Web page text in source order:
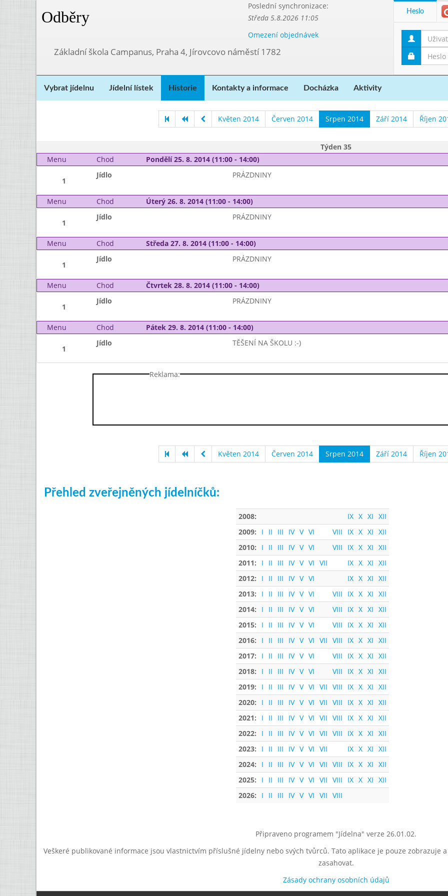
Odběry
Poslední synchronizace:
Středa 5.8.2026 11:05
Omezení objednávek
Základní škola Campanus, Praha 4, Jírovcovo náměstí 1782
Heslo
Vybrat jídelnu Jídelní lístek Historie Kontakty a informace Docházka Aktivity
Květen 2014 Červen 2014 Srpen 2014 Září 2014 Říjen
Týden 35
Menu
Chod Pondělí 25. 8. 2014 (11:00 - 14:00)
1
Jídlo PRÁZDNINY
Menu Chod Úterý 26. 8. 2014 (11:00 - 14:00)
1
Jídlo PRÁZDNINY
Menu Chod Středa 27. 8. 2014 (11:00 - 14:00)
1
Jídlo PRÁZDNINY
Menu Chod Čtvrtek 28. 8. 2014 (11:00 - 14:00)
1
Jídlo PRÁZDNINY
Menu Chod Pátek 29. 8. 2014 (11:00 - 14:00)
1
Jídlo TĚŠENÍ NA ŠKOLU :-)
Reklama:
Květen 2014 Červen 2014 Srpen 2014 Září 2014 Říjen
Přehled zveřejněných jídelníčků:
2008: IX X XI XII
2009:
I II III IV V VI VIII IX X XI XII
2010:
I II III IV V VI VIII IX X XI XII
2011:
I II III IV V VI VII IX X XI XII
2012:
I II III IV V VI IX X XI XII
2013:
I II III IV V VI VIII IX X XI XII
2014:
I II III IV V VI VIII IX X XI XII
2015:
I II III IV V VI VIII IX X XI XII
2016:
I II III IV V VI VII VIII IX X XI XII
2017:
I II III IV V VI VIII IX X XI XII
2018:
I II III IV V VI VIII IX X XI XII
2019:
I II III IV V VI VII VIII IX X XI XII
2020:
I II III IV V VI VII VIII IX X XI XII
2021:
I II III IV V VI VII VIII IX X XI XII
2022:
I II III IV V VI VII VIII IX X XI XII
2023:
I II III IV V VI VII IX X XI XII
2024:
I II III IV V VI VII VIII IX X XI XII
2025:
I II III IV V VI VII VIII IX X XI XII
2026:
I II III IV V VI VII VIII
Připraveno programem "Jídelna" verze 26.01.02.
Veškeré publikované informace jsou vlastnictvím příslušné jídelny nebo svých tvůrců. Tato aplikace je pouze zobrazuje
zasahovat.
Zásady ochrany osobních údajů